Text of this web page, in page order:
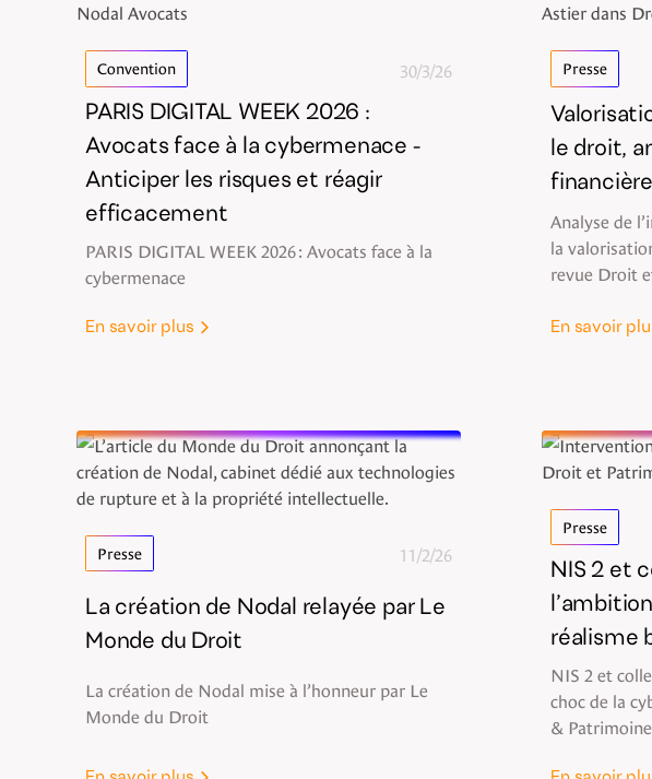
Convention 30/3/26
PARIS DIGITAL WEEK 2026 :
Avocats face à la cybermenace -
Anticiper les risques et réagir
efficacement
PARIS DIGITAL WEEK 2026 : Avocats face à la
cybermenace
En savoir plus
Presse
le droit,
financière
Analyse de
la
revue Droit
En savoir
Presse 11/2/26
La création de Nodal relayée par Le
Monde du Droit
La création de Nodal mise à l’honneur par Le
Monde du Droit
Presse
NIS 2 et
réalisme
NIS 2 et
choc de la
& Patrimoine